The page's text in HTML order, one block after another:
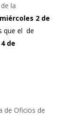
la
miércoles 2 de
que el de
de